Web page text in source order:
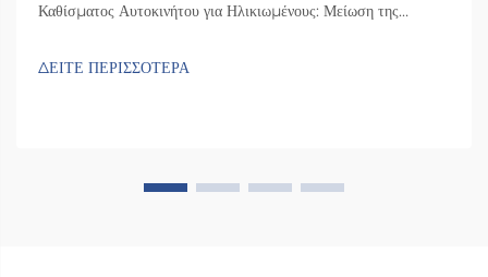
Καθίσματος Αυτοκινήτου για Ηλικιωμένους: Μείωση της
ΔΕΙΤΕ ΠΕΡΙΣΣΟΤΕΡΑ